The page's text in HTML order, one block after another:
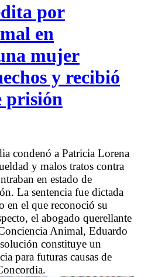
por
en
mujer
y recibió
prisión
condenó a Patricia Lorena
y malos tratos contra
en estado de
La sentencia fue dictada
en el que reconoció su
el abogado querellante
Animal, Eduardo
constituye un
para futuras causas de